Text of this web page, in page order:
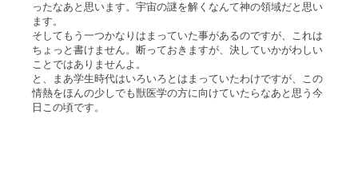
ったなあと思います。宇宙の謎を解くなんて神の領域だと思い
ます。
そしてもう一つかなりはまっていた事があるのですが、これは
ちょっと書けません。断っておきますが、決していかがわしい
ことではありませんよ。
と、まあ学生時代はいろいろとはまっていたわけですが、この
情熱をほんの少しでも獣医学の方に向けていたらなあと思う今
日この頃です。